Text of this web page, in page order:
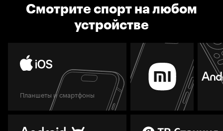
Смотрите спорт на любом
устройстве
Планшеты и смартфоны